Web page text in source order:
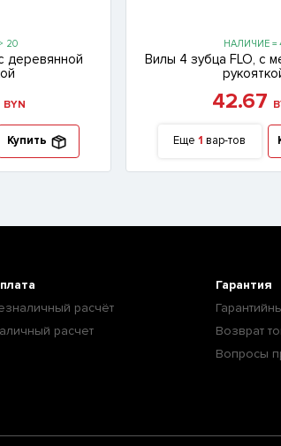
20
деревянной
BYN
Купить
НАЛИЧИЕ =
Вилы 4 зубца FLO, с
42.67
Еще 1 вар-тов
расчёт
расчет
Гарантия
Возврат
Вопросы